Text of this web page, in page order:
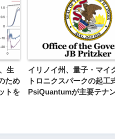
生
ため
トを
イリノイ州、量子・マイ
トロニクスパークの起工
PsiQuantumが主要テナ